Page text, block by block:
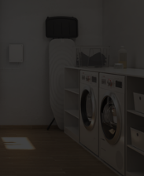
Sanayi ve Ticaret
o ochronie